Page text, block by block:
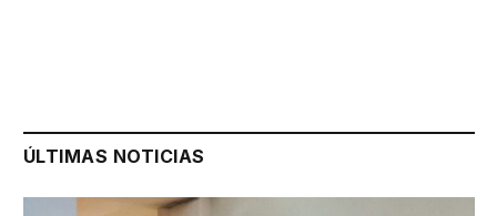
ÚLTIMAS NOTICIAS